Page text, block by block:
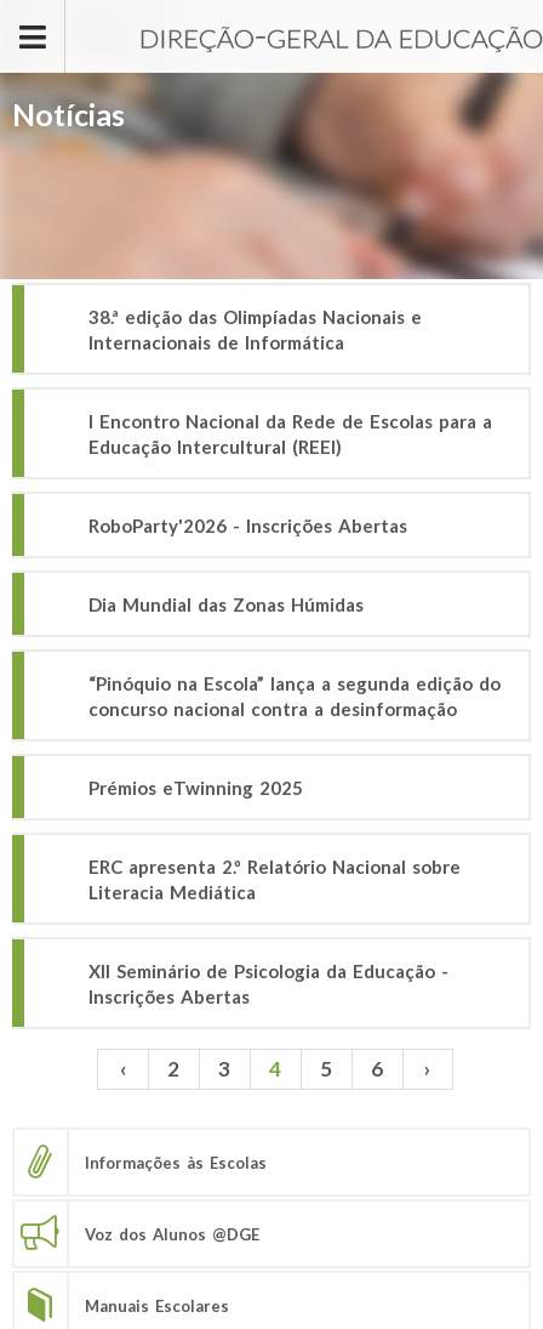
Notícias
38.ª edição das Olimpíadas Nacionais e
Internacionais de Informática
I Encontro Nacional da Rede de Escolas para a
Educação Intercultural (REEI)
RoboParty'2026 - Inscrições Abertas
Dia Mundial das Zonas Húmidas
“Pinóquio na Escola” lança a segunda edição do
concurso nacional contra a desinformação
Prémios eTwinning 2025
ERC apresenta 2.º Relatório Nacional sobre
Literacia Mediática
XII Seminário de Psicologia da Educação -
Inscrições Abertas
Páginas ‹ 2 3 4 5 6 ›
Informações às Escolas
Voz dos Alunos @DGE
Manuais Escolares